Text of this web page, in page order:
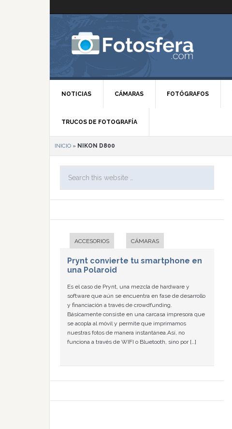
NOTICIAS CÁMARAS FOTÓGRAFOS
TRUCOS DE FOTOGRAFÍA
INICIO » NIKON D800
ACCESORIOS CÁMARAS
Prynt convierte tu smartphone en
una Polaroid
Es el caso de Prynt, una mezcla de hardware y
software que aún se encuentra en fase de desarrollo
y financiación a través de crowdfunding.
Básicamente consiste en una carcasa impresora que
se acopla al móvil y permite que imprimamos
nuestras fotos de manera instantánea.Así, no
funciona a través de WIFI o Bluetooth, sino por […]